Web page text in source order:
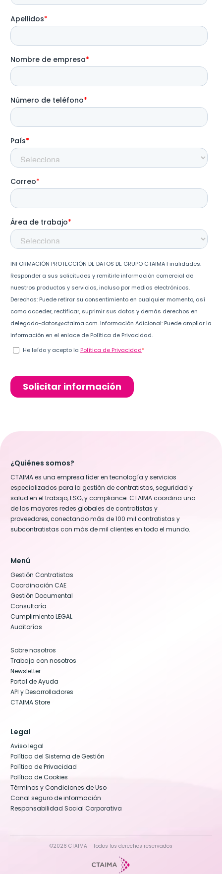
¿Quiénes somos?
CTAIMA es una empresa líder en tecnología y servicios
especializados para la gestión de contratistas, seguridad y
salud en el trabajo, ESG, y compliance. CTAIMA coordina una
de las mayores redes globales de contratistas y
proveedores, conectando más de 100 mil contratistas y
subcontratistas con más de mil clientes en todo el mundo.
Menú
Gestión Contratistas
Coordinación CAE
Gestión Documental
Consultoría
Cumplimiento LEGAL
Auditorías
Sobre nosotros
Trabaja con nosotros
Newsletter
Portal de Ayuda
API y Desarrolladores
CTAIMA Store
Legal
Aviso legal
Política del Sistema de Gestión
Política de Privacidad
Política de Cookies
Términos y Condiciones de Uso
Canal seguro de información
Responsabilidad Social Corporativa
©2026 CTAIMA - Todos los derechos reservados